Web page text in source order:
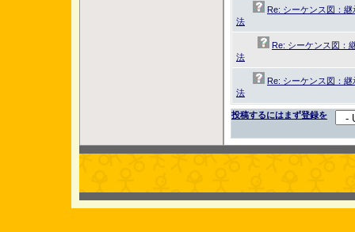
Re: シーケンス図：
法
Re: シーケンス図：
法
Re: シーケンス図：
法
投稿するにはまず登録を